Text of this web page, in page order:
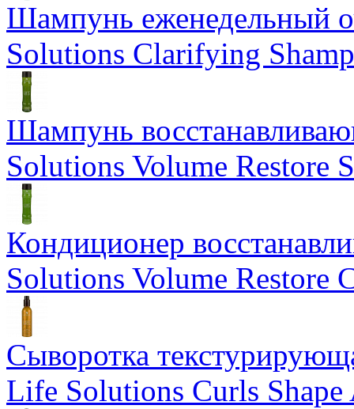
Шампунь еженедельный
Solutions Clarifying
Шампунь
Solutions Volume Restore
Кондиционер
Solutions Volume Restore
Сыворотка
Life Solutions Curls